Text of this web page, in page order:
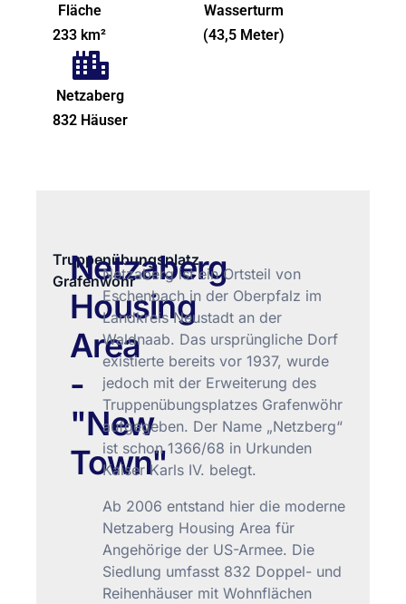
Fläche
233 km²
Wasserturm
(43,5 Meter)
Netzaberg
832 Häuser
Truppenübungsplatz
Grafenwöhr
Netzaberg
Housing
Area
-
"New
Town"
Netzaberg ist ein Ortsteil von
Eschenbach in der Oberpfalz im
Landkreis Neustadt an der
Waldnaab. Das ursprüngliche Dorf
existierte bereits vor 1937, wurde
jedoch mit der Erweiterung des
Truppenübungsplatzes Grafenwöhr
aufgegeben. Der Name „Netzberg“
ist schon 1366/68 in Urkunden
Kaiser Karls IV. belegt.
Ab 2006 entstand hier die moderne
Netzaberg Housing Area für
Angehörige der US-Armee. Die
Siedlung umfasst 832 Doppel- und
Reihenhäuser mit Wohnflächen